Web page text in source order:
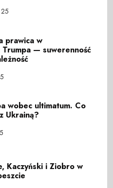
prawica w
Trumpa — suwerenność
wobec ultimatum. Co
Ukrainą?
Kaczyński i Ziobro w